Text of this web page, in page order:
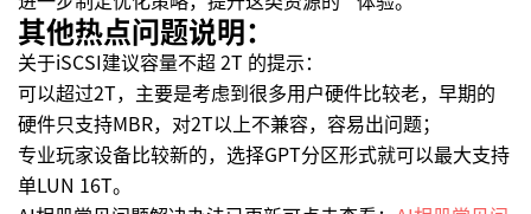
其他热点问题说明：
关于iSCSI建议容量不超 2T 的提示：
可以超过2T，主要是考虑到很多用户硬件比较老，早期的
硬件只支持MBR，对2T以上不兼容，容易出问题；
专业玩家设备比较新的，选择GPT分区形式就可以最大支持
单LUN 16T。